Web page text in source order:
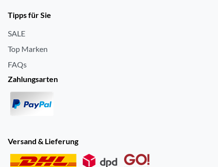
Tipps für Sie
SALE
Top Marken
FAQs
Zahlungsarten
Versand & Lieferung